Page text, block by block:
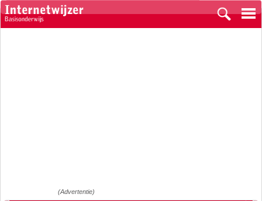
(Advertentie)